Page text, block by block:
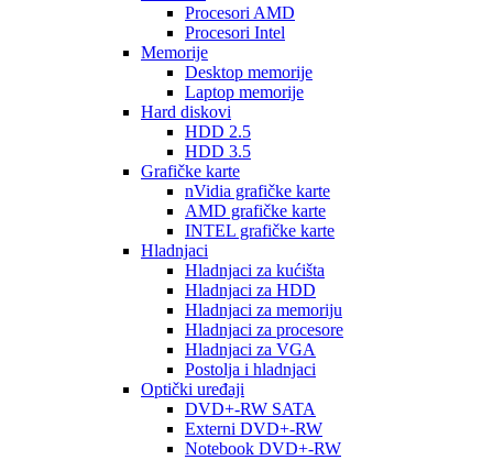
Procesori AMD
Procesori Intel
Memorije
Desktop memorije
Laptop memorije
Hard diskovi
HDD 2.5
HDD 3.5
Grafičke karte
nVidia grafičke karte
AMD grafičke karte
INTEL grafičke karte
Hladnjaci
Hladnjaci za kućišta
Hladnjaci za HDD
Hladnjaci za memoriju
Hladnjaci za procesore
Hladnjaci za VGA
Postolja i hladnjaci
Optički uređaji
DVD+-RW SATA
Externi DVD+-RW
Notebook DVD+-RW